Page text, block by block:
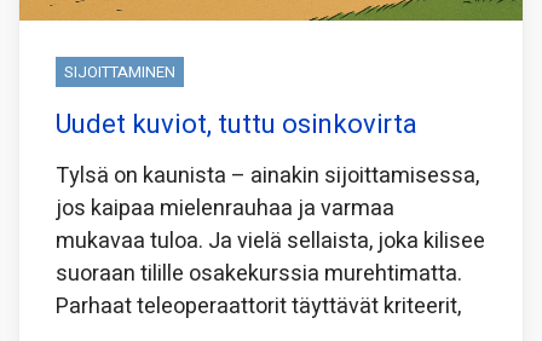
SIJOITTAMINEN
Uudet kuviot, tuttu osinkovirta
Tylsä on kaunista – ainakin sijoittamisessa,
jos kaipaa mielenrauhaa ja varmaa
mukavaa tuloa. Ja vielä sellaista, joka kilisee
suoraan tilille osakekurssia murehtimatta.
Parhaat teleoperaattorit täyttävät kriteerit,